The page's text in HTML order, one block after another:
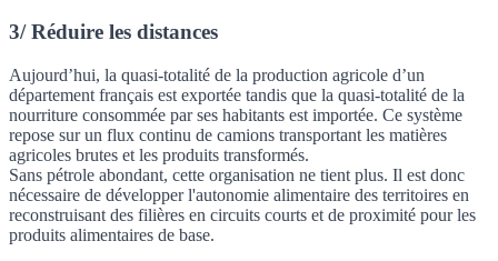
3/ Réduire les distances
Aujourd’hui, la quasi-totalité de la production agricole d’un
département français est exportée tandis que la quasi-totalité de la
nourriture consommée par ses habitants est importée. Ce système
repose sur un flux continu de camions transportant les matières
agricoles brutes et les produits transformés.
Sans pétrole abondant, cette organisation ne tient plus. Il est donc
nécessaire de développer l'autonomie alimentaire des territoires en
reconstruisant des filières en circuits courts et de proximité pour les
produits alimentaires de base.